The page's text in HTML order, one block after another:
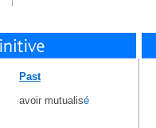
Past
avoir mutualisé